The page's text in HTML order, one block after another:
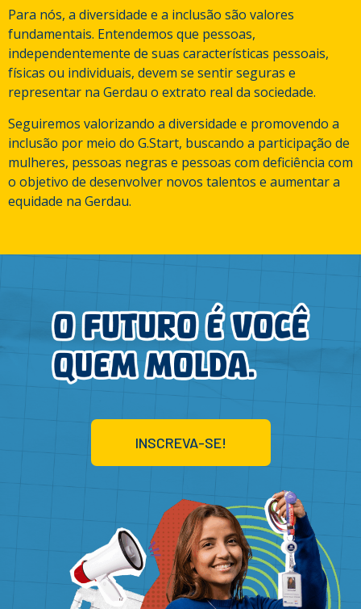
Para nós, a diversidade e a inclusão são valores
fundamentais. Entendemos que pessoas,
independentemente de suas características pessoais,
físicas ou individuais, devem se sentir seguras e
representar na Gerdau o extrato real da sociedade.
Seguiremos valorizando a diversidade e promovendo a
inclusão por meio do G.Start, buscando a participação de
mulheres, pessoas negras e pessoas com deficiência com
o objetivo de desenvolver novos talentos e aumentar a
equidade na Gerdau.
INSCREVA-SE!